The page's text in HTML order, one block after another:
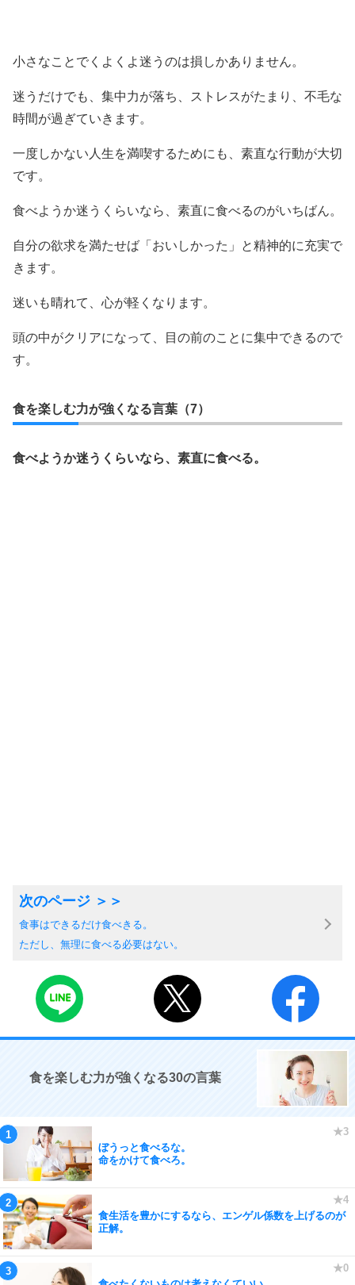
小さなことでくよくよ迷うのは損しかありません。
迷うだけでも、集中力が落ち、ストレスがたまり、不毛な
時間が過ぎていきます。
一度しかない人生を満喫するためにも、素直な行動が大切
です。
食べようか迷うくらいなら、素直に食べるのがいちばん。
自分の欲求を満たせば「おいしかった」と精神的に充実で
きます。
迷いも晴れて、心が軽くなります。
頭の中がクリアになって、目の前のことに集中できるので
す。
食を楽しむ力が強くなる言葉（7）
食べようか迷うくらいなら、素直に食べる。
食事はできるだけ食べきる。
ただし、無理に食べる必要はない。
食を楽しむ力が強くなる30の言葉
ぼうっと食べるな。
命をかけて食べろ。
食生活を豊かにするなら、エンゲル係数を上げるのが
正解。